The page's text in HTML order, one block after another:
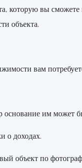
которую вы
объекта.
вам
им может
о доходах.
объект по